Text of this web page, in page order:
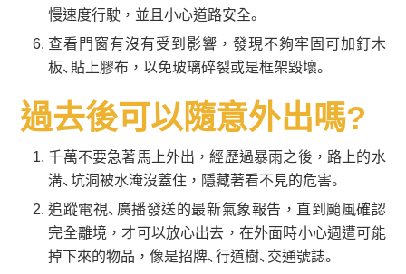
慢速度行駛，並且小心道路安全。
查看門窗有沒有受到影響，發現不夠牢固可加釘木
板、貼上膠布，以免玻璃碎裂或是框架毀壞。
過去後可以隨意外出嗎?
千萬不要急著馬上外出，經歷過暴雨之後，路上的水
溝、坑洞被水淹沒蓋住，隱藏著看不見的危害。
追蹤電視、廣播發送的最新氣象報告，直到颱風確認
完全離境，才可以放心出去，在外面時小心週遭可能
掉下來的物品，像是招牌、行道樹、交通號誌。